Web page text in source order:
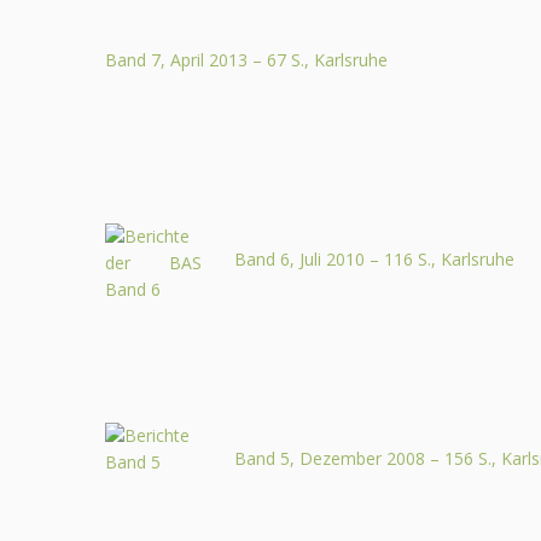
Band 7, April 2013 – 67 S., Karlsruhe
Band 6, Juli 2010 – 116 S., Karlsruhe
Band 5, Dezember 2008 – 156 S.,